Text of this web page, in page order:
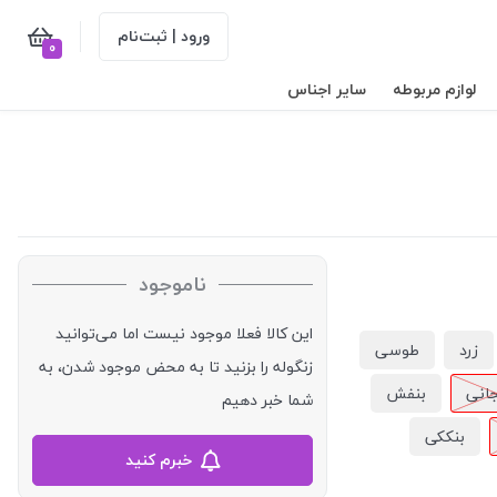
ورود | ثبت‌نام 0
لوازم مربوطه سایر اجناس
زرد
طوسی
بنفش
بنککی
ناموجود
این کالا فعلا موجود نیست اما می‌توانید
زنگوله را بزنید تا به محض موجود شدن، به
شما خبر دهیم
خبرم کنید